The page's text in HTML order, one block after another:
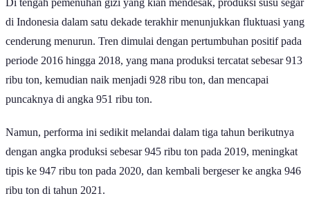
di Indonesia dalam satu dekade terakhir menunjukkan fluktuasi yang
cenderung menurun. Tren dimulai dengan pertumbuhan positif pada
periode 2016 hingga 2018, yang mana produksi tercatat sebesar 913
ribu ton, kemudian naik menjadi 928 ribu ton, dan mencapai
puncaknya di angka 951 ribu ton.
Namun, performa ini sedikit melandai dalam tiga tahun berikutnya
dengan angka produksi sebesar 945 ribu ton pada 2019, meningkat
tipis ke 947 ribu ton pada 2020, dan kembali bergeser ke angka 946
ribu ton di tahun 2021.